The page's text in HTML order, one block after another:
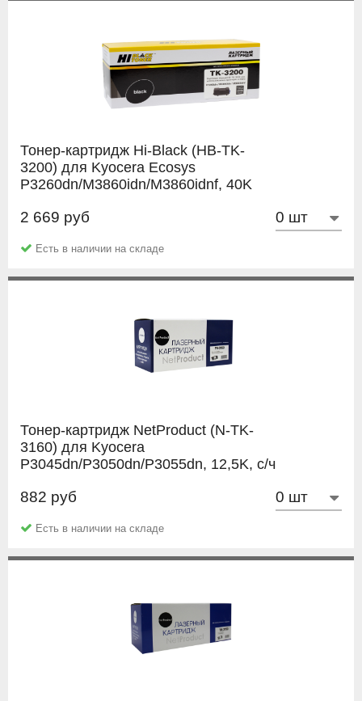
Тонер-картридж Hi-Black (HB-TK-
3200) для Kyocera Ecosys
P3260dn/M3860idn/M3860idnf, 40K
Hi-Black
2 669 руб
Есть в наличии на складе
Тонер-картридж NetProduct (N-TK-
3160) для Kyocera
P3045dn/P3050dn/P3055dn, 12,5K, с/ч
NetProduct
882 руб
Есть в наличии на складе